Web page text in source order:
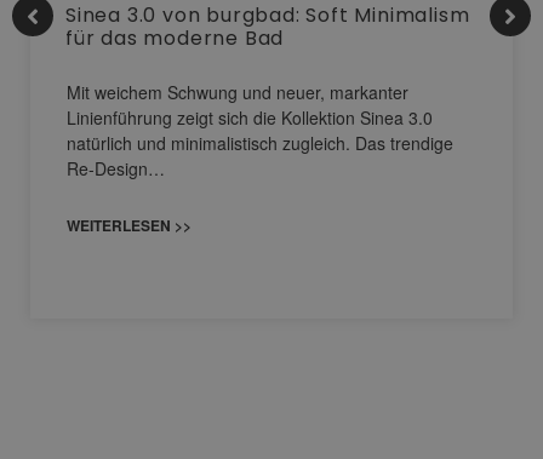
Sinea 3.0 von burgbad: Soft Minimalism
für das moderne Bad
Mit weichem Schwung und neuer, markanter
Linienführung zeigt sich die Kollektion Sinea 3.0
natürlich und minimalistisch zugleich. Das trendige
Re-Design…
WEITERLESEN >>